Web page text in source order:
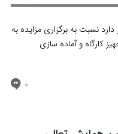
نسبت به برگزاری مزایده به
کارگاه و آماده سازی
0